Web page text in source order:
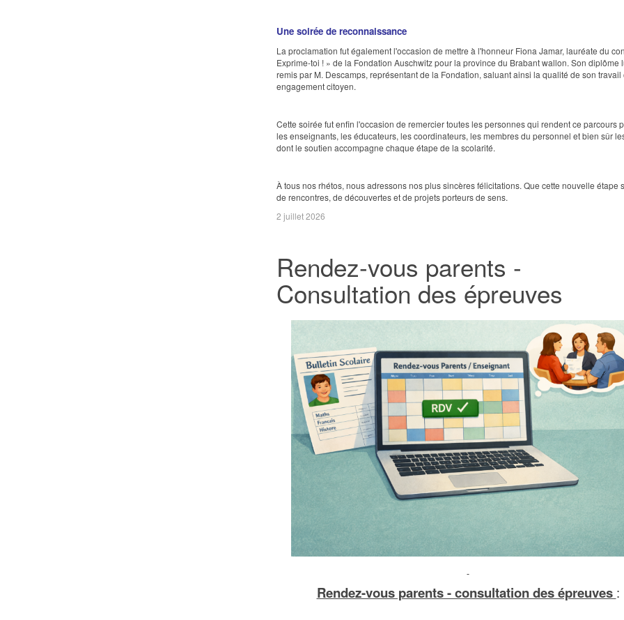
Une soirée de reconnaissance
La proclamation fut également l'occasion de mettre à l'honneur Fiona Jamar, lauréate du
Exprime-toi ! » de la Fondation Auschwitz pour la province du Brabant wallon. Son diplôme
remis par M. Descamps, représentant de la Fondation, saluant ainsi la qualité de son travail
engagement citoyen.
Cette soirée fut enfin l'occasion de remercier toutes les personnes qui rendent ce parcours
les enseignants, les éducateurs, les coordinateurs, les membres du personnel et bien sûr
dont le soutien accompagne chaque étape de la scolarité.
À tous nos rhétos, nous adressons nos plus sincères félicitations. Que cette nouvelle étape
de rencontres, de découvertes et de projets porteurs de sens.
2 juillet 2026
Rendez-vous parents -
Consultation des épreuves
Rendez-vous parents - consultation des épreuves :